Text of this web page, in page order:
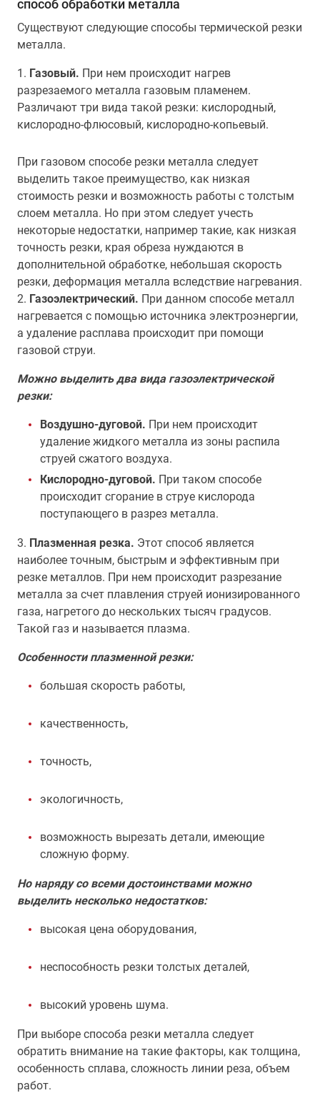
способ обработки металла
Существуют следующие способы термической резки
металла.
1. Газовый. При нем происходит нагрев
разрезаемого металла газовым пламенем.
Различают три вида такой резки: кислородный,
кислородно-флюсовый, кислородно-копьевый.
При газовом способе резки металла следует
выделить такое преимущество, как низкая
стоимость резки и возможность работы с толстым
слоем металла. Но при этом следует учесть
некоторые недостатки, например такие, как низкая
точность резки, края обреза нуждаются в
дополнительной обработке, небольшая скорость
резки, деформация металла вследствие нагревания.
2. Газоэлектрический. При данном способе металл
нагревается с помощью источника электроэнергии,
а удаление расплава происходит при помощи
газовой струи.
Можно выделить два вида газоэлектрической
резки:
Воздушно-дуговой. При нем происходит
удаление жидкого металла из зоны распила
струей сжатого воздуха.
Кислородно-дуговой. При таком способе
происходит сгорание в струе кислорода
поступающего в разрез металла.
3. Плазменная резка. Этот способ является
наиболее точным, быстрым и эффективным при
резке металлов. При нем происходит разрезание
металла за счет плавления струей ионизированного
газа, нагретого до нескольких тысяч градусов.
Такой газ и называется плазма.
Особенности плазменной резки:
большая скорость работы,
качественность,
точность,
экологичность,
возможность вырезать детали, имеющие
сложную форму.
Но наряду со всеми достоинствами можно
выделить несколько недостатков:
высокая цена оборудования,
неспособность резки толстых деталей,
высокий уровень шума.
При выборе способа резки металла следует
обратить внимание на такие факторы, как толщина,
особенность сплава, сложность линии реза, объем
работ.